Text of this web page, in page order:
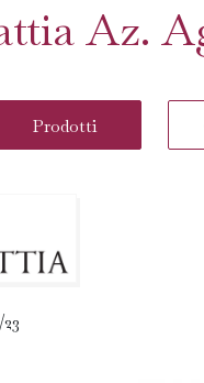
Az.
Prodotti